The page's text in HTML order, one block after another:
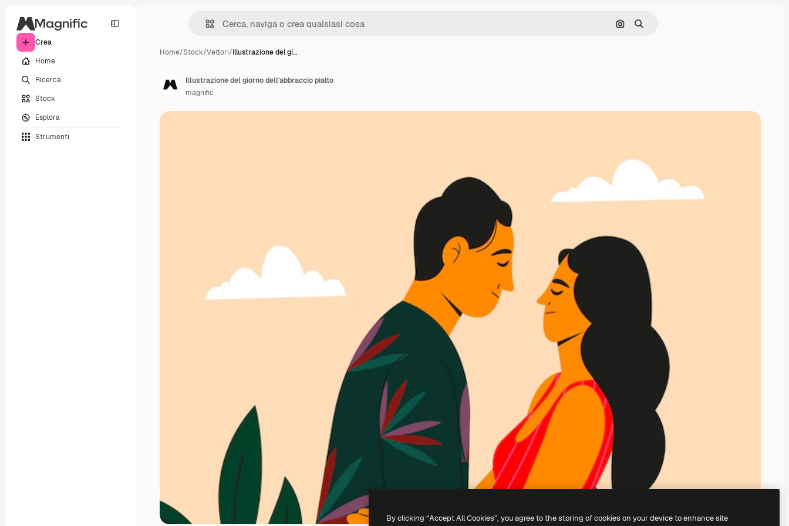
Crea
Home
Ricerca
Stock
Esplora
Strumenti
Cerca per immagine
Ricerca
Home/Stock/Vettori/Illustrazione del gi…
Illustrazione del giorno dell'abbraccio piatto
magnific
By clicking “Accept All Cookies”, you agree to the storing of cookies on your device to enhance site